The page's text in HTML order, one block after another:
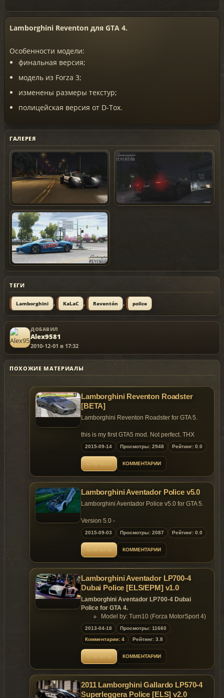
Lamborghini Reventon для GTA 4.
Особенности модели:
финальная версия;
модель из Forza 3;
изменены размеры текстур;
полицейская версия от D-Tox.
ГАЛЕРЕЯ
ТЕГИ
Lamborghini , KaLaC , Reventón , police
ДОБАВИЛ
Alex9581
2010-12-01 в 17:32
ПОХОЖИЕ МАТЕРИАЛЫ
Lamborghini Reventon Roadster
[BETA]
Lamborghini Reventon Roadster for GTA 5.
this is my first GTA5 mod. Not perfect. THX
[YCA Modder Group]
2015-09-14 Просмотры: 2948 Рейтинг: 0.0
КОММЕНТАРИИ
Lamborghini Aventador Police v5.0
Lamborghini Aventador Police v5.0 for GTA 5.
Version 5.0 -
Reworked(No more bugs!).
Fully tunable(Thanks to YCA-RE).
Features -
Fully tunable(Spoilers,skrits,etc).
Camera pov match.
Steering match to hands.
No collision problems.
Lightbar working.
Lights correctly placed.
No problems with the light tint.
Mirrors have full reflection.
Comfortable with the latest version of lspdfr.
Installation Instruction -
1.Open Open IV.
2.Turn on "Edit mode"
3.Put the file "carvariations" into
update/x64/dlcpacks/mpchristmas2/dlc/common/
2015-09-03 Просмотры: 2087 Рейтинг: 0.0
КОММЕНТАРИИ
Lamborghini Aventador LP700-4
Dubai Police [ELS/EPM] v1.0
Lamborghini Aventador LP700-4 Dubai
Police for GTA 4.
Model by: Turn10 (Forza MotorSport 4)
Edited & Converted by DanteUniversal
Handling by Kubo from GTA-Expert.it
Features of model:
Compatible with Emergency Lighting
System [ELS] v5 or v6;
Mod [EPM] v1.5 or v1.6.
Replaces: any police car
2013-04-18
Просмотры: 11660
Комментарии: 4
Рейтинг: 3.8
КОММЕНТАРИИ
2011 Lamborghini Gallardo LP570-4
Superleggera Police [ELS] v2.0